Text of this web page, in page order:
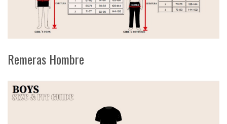
Remeras Hombre